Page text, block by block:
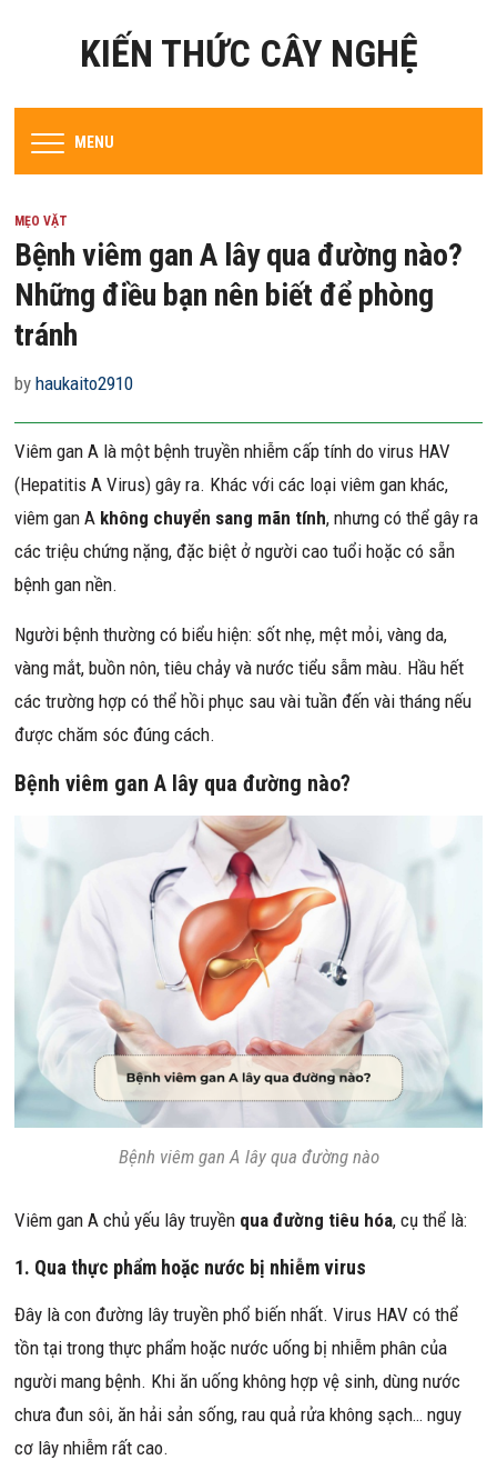
KIẾN THỨC CÂY NGHỆ
MENU
MẸO VẶT
Bệnh viêm gan A lây qua đường nào?
Những điều bạn nên biết để phòng
tránh
byhaukaito2910
Viêm gan A là một bệnh truyền nhiễm cấp tính do virus HAV
(Hepatitis A Virus) gây ra. Khác với các loại viêm gan khác,
viêm gan A không chuyển sang mãn tính, nhưng có thể gây ra
các triệu chứng nặng, đặc biệt ở người cao tuổi hoặc có sẵn
bệnh gan nền.
Người bệnh thường có biểu hiện: sốt nhẹ, mệt mỏi, vàng da,
vàng mắt, buồn nôn, tiêu chảy và nước tiểu sẫm màu. Hầu hết
các trường hợp có thể hồi phục sau vài tuần đến vài tháng nếu
được chăm sóc đúng cách.
Bệnh viêm gan A lây qua đường nào?
Bệnh viêm gan A lây qua đường nào
Viêm gan A chủ yếu lây truyền qua đường tiêu hóa, cụ thể là:
1. Qua thực phẩm hoặc nước bị nhiễm virus
Đây là con đường lây truyền phổ biến nhất. Virus HAV có thể
tồn tại trong thực phẩm hoặc nước uống bị nhiễm phân của
người mang bệnh. Khi ăn uống không hợp vệ sinh, dùng nước
chưa đun sôi, ăn hải sản sống, rau quả rửa không sạch… nguy
cơ lây nhiễm rất cao.